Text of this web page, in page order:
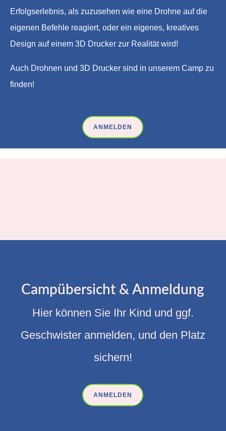
Erfolgserlebnis, als zuzusehen wie eine Drohne auf die
eigenen Befehle reagiert, oder ein eigenes, kreatives
Design auf einem 3D Drucker zur Realität wird!
Auch Drohnen und 3D Drucker sind in unserem Camp zu
finden!
ANMELDEN
Campübersicht & Anmeldung
Hier können Sie Ihr Kind und ggf.
Geschwister anmelden, und den Platz
sichern!
ANMELDEN